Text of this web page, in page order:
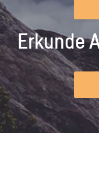
Erkunde